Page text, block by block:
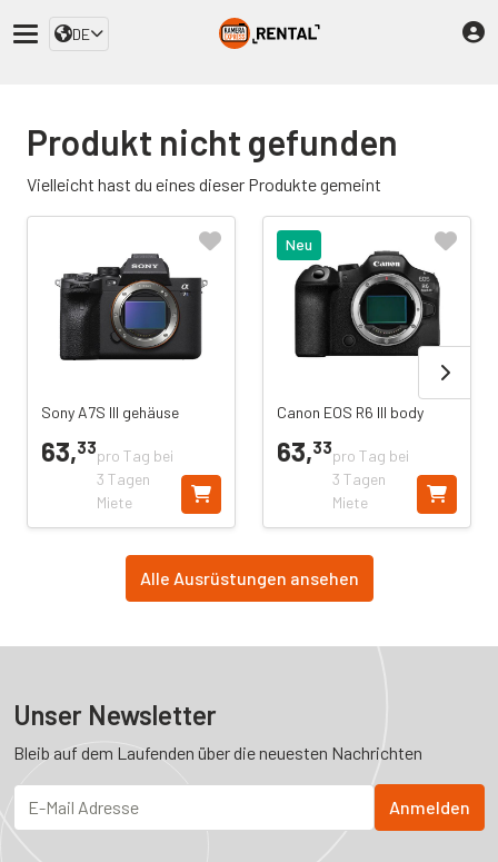
DE
Produkt nicht gefunden
Vielleicht hast du eines dieser Produkte gemeint
Sony A7S III gehäuse
63,33pro Tag bei
3 Tagen
Miete
Neu
Canon EOS R6 III body
63,33pro Tag bei
3 Tagen
Miete
Alle Ausrüstungen ansehen
Unser Newsletter
Bleib auf dem Laufenden über die neuesten Nachrichten